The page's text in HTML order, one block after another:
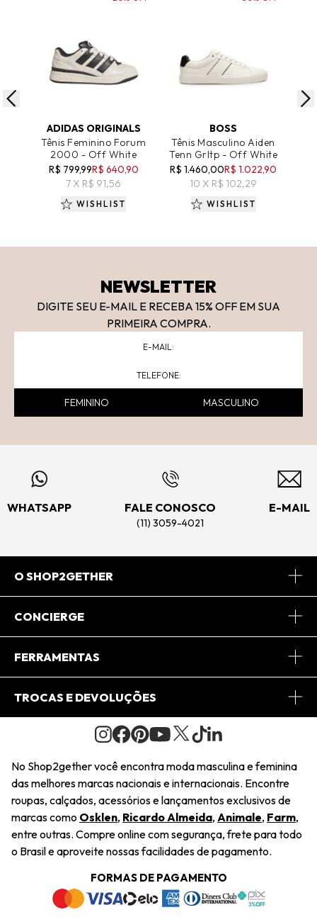
ADIDAS ORIGINALS
Tênis Feminino Forum
2000 - Off White
R$ 799,99R$ 640,90
7 X R$ 91,56
WISHLIST
BOSS
Tênis Masculino Aiden
Tenn Grltp - Off White
R$ 1.460,00R$ 1.022,90
10 X R$ 102,29
WISHLIST
NEWSLETTER
DIGITE SEU E-MAIL E RECEBA 15% OFF EM SUA
PRIMEIRA COMPRA.
FEMININO MASCULINO
WHATSAPP FALE CONOSCO
(11) 3059-4021
E-MAIL
O SHOP2GETHER
Sobre Nós
Journal
Saiu na Mídia
Sustentabilidade
Navegando
Termos e Condições
CONCIERGE
Central de Relacionamento
Regulamento e Promoções
FERRAMENTAS
Minha Conta
Pedido de Presente
Wishlist
TROCAS E DEVOLUÇÕES
Condições Gerais
Troca Fácil
Restituição de Pagamento
Dúvidas Frequentes
Termos e Condições
Política de Privacidade
No Shop2gether você encontra moda masculina e feminina
das melhores marcas nacionais e internacionais. Encontre
roupas, calçados, acessórios e lançamentos exclusivos de
marcas como Osklen, Ricardo Almeida, Animale, Farm,
entre outras. Compre online com segurança, frete para todo
o Brasil e aproveite nossas facilidades de pagamento.
FORMAS DE PAGAMENTO